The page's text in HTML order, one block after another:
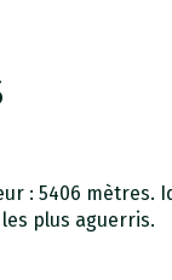
: 5406 mètres.
plus aguerris.